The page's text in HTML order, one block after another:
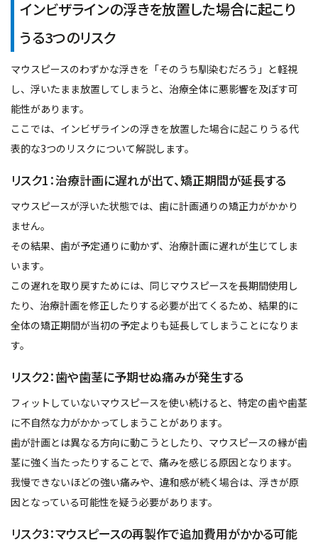
インビザラインの浮きを放置した場合に起こり
うる3つのリスク
マウスピースのわずかな浮きを「そのうち馴染むだろう」と軽視
し、浮いたまま放置してしまうと、治療全体に悪影響を及ぼす可
能性があります。
ここでは、インビザラインの浮きを放置した場合に起こりうる代
表的な3つのリスクについて解説します。
リスク1：治療計画に遅れが出て、矯正期間が延長する
マウスピースが浮いた状態では、歯に計画通りの矯正力がかかり
ません。
その結果、歯が予定通りに動かず、治療計画に遅れが生じてしま
います。
この遅れを取り戻すためには、同じマウスピースを長期間使用し
たり、治療計画を修正したりする必要が出てくるため、結果的に
全体の矯正期間が当初の予定よりも延長してしまうことになりま
す。
リスク2：歯や歯茎に予期せぬ痛みが発生する
フィットしていないマウスピースを使い続けると、特定の歯や歯茎
に不自然な力がかかってしまうことがあります。
歯が計画とは異なる方向に動こうとしたり、マウスピースの縁が歯
茎に強く当たったりすることで、痛みを感じる原因となります。
我慢できないほどの強い痛みや、違和感が続く場合は、浮きが原
因となっている可能性を疑う必要があります。
リスク3：マウスピースの再製作で追加費用がかかる可能